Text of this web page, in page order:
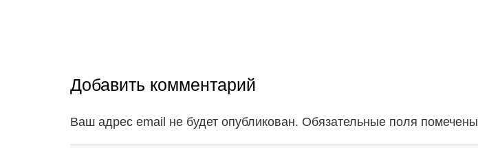
Добавить комментарий
Ваш адрес email не будет опубликован. Обязательные поля помечены